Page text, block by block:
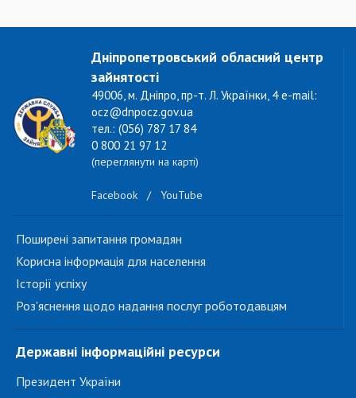
Дніпропетровський обласний центр
зайнятості
49006, м. Дніпро, пр-т. Л. Українки, 4 e-mail:
ocz@dnpocz.gov.ua
тел.: (056) 787 17 84
0 800 21 97 12
(переглянути на карті)
Facebook / YouTube
Поширені запитання громадян
Корисна інформація для населення
Історії успіху
Роз'яснення щодо надання послуг роботодавцям
Державні інформаційні ресурси
Президент України